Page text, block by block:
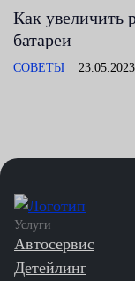
Как увеличить
батареи
СОВЕТЫ 23.05.2023
Услуги
Автосервис
Детейлинг